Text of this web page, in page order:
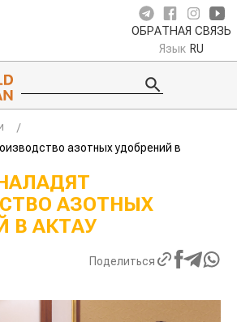
ОБРАТНАЯ СВЯЗЬ
Язык RU
азотных удобрений в
АЗОТНЫХ
В АКТАУ
Поделиться